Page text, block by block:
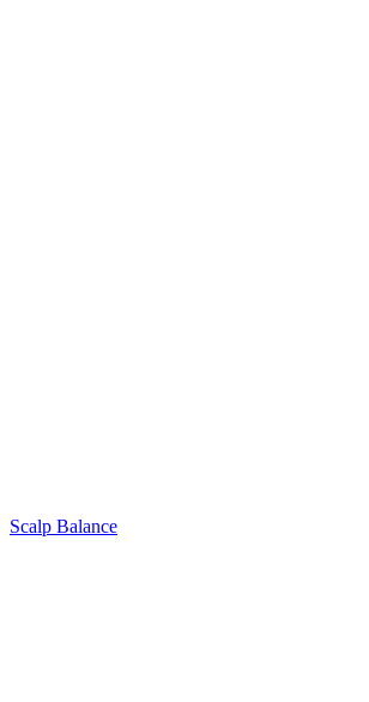
Scalp Balance